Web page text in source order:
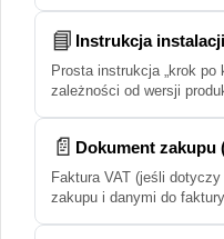
📘 Instrukcja
Prosta instrukcja „krok
zależności od wersji
📄 Dokument zakupu
Faktura VAT (jeśli
zakupu i danymi do